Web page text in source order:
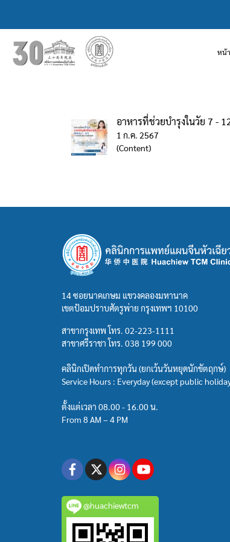
หน้
อาหารที่ช่วยบำรุงในวัย 7 -
1 ก.ค. 2567
(Content)
14 ซอยนาคเกษม แขวงคลองมหานาค
เขตป้อมปราบศัตรูพ่าย กรุงเทพฯ 10100
สาขากรุงเทพ โทร. 02-223-1111
สาขาศรีราชา โทร. 038 199 000
คลินิกเปิดทำการทุกวัน (ยกเว้นวันหยุดนักขัตฤกษ์)
Service Hours : Everyday (except public
ตั้งแต่เวลา 08.00 - 16.00 น.
From 8 AM – 4 PM
@huachiewtcm